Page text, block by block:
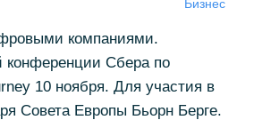
Бизнес
компаниями.
конференции Сбера по
10 ноября. Для участия в
Совета Европы Бьорн Берге.